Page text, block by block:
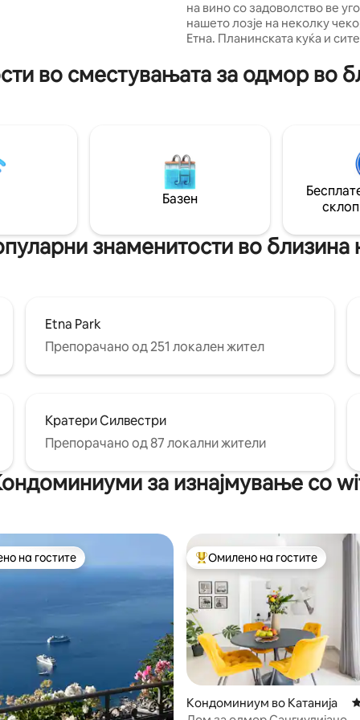
на вино со задоволство ве
нашето лозје на неколку
Етна. Планинската куќа и сите
ексклузивна употреба.
загарантирана. За
и шармантен камин пред кој
се загреете во текот на
Опремено со сите модерни
но реновирано одржувајќи ја
сицилијанската автентичност.
во сместувањата за одмор во
Базен
знаменитости во близина
Etna Park
Препорачано од 251 локален жител
Кратери Силвестри
Препорачано од 87 локални жители
за изнајмување со
„Омилени на гостите“
на гостите Меѓу најуспешните „Омилени
Омилено на гостите
Кондоминиум во Катанија